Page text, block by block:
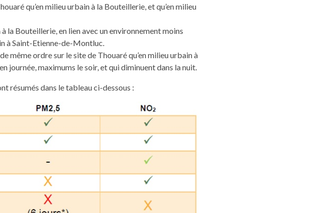
qu’en milieu urbain à la Bouteillerie, et qu’en milieu
la Bouteillerie, en lien avec un environnement moins
à Saint-Etienne-de-Montluc.
même ordre sur le site de Thouaré qu’en milieu urbain à
journée, maximums le soir, et qui diminuent dans la nuit.
résumés dans le tableau ci-dessous :